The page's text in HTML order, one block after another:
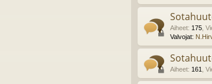
Aiheet: 175
Valvojat:
Aiheet: 161